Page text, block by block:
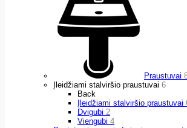
Praustuvai
Įleidžiami stalviršio praustuvai 6
Back
Įleidžiami stalviršio praustuvai
Dvigubi 2
Viengubi 4